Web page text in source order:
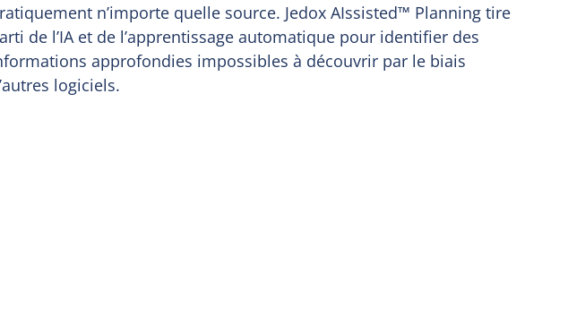
n’importe quelle source. Jedox AIssisted™ Planning tire
de l’IA et de l’apprentissage automatique pour identifier des
approfondies impossibles à découvrir par le biais
logiciels.